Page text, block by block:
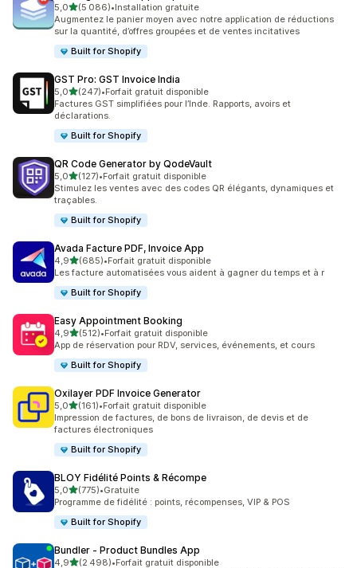
5,0étoile(s) sur 5
(5 086)
5086 avis au total
•Installation gratuite
Augmentez le panier moyen avec notre application de réductions
sur la quantité, d’offres groupées et de ventes incitatives
Built for Shopify
GST Pro: GST Invoice India
5,0étoile(s) sur 5
(247)
247 avis au total
•Forfait gratuit disponible
Factures GST simplifiées pour l’Inde. Rapports, avoirs et
déclarations.
Built for Shopify
QR Code Generator by QodeVault
5,0étoile(s) sur 5
(127)
127 avis au total
•Forfait gratuit disponible
Stimulez les ventes avec des codes QR élégants, dynamiques et
traçables.
Built for Shopify
Avada Facture PDF, Invoice App
4,9étoile(s) sur 5
(685)
685 avis au total
•Forfait gratuit disponible
Les facture automatisées vous aident à gagner du temps et à r
Built for Shopify
Easy Appointment Booking
4,9étoile(s) sur 5
(512)
512 avis au total
•Forfait gratuit disponible
App de réservation pour RDV, services, événements, et cours
Built for Shopify
Oxilayer PDF Invoice Generator
5,0étoile(s) sur 5
(161)
161 avis au total
•Forfait gratuit disponible
Impression de factures, de bons de livraison, de devis et de
factures électroniques
Built for Shopify
BLOY Fidélité Points & Récompe
5,0étoile(s) sur 5
(775)
775 avis au total
•Gratuite
Programme de fidélité : points, récompenses, VIP & POS
Built for Shopify
Bundler ‑ Product Bundles App
4,9étoile(s) sur 5
(2 498)•Forfait gratuit disponible